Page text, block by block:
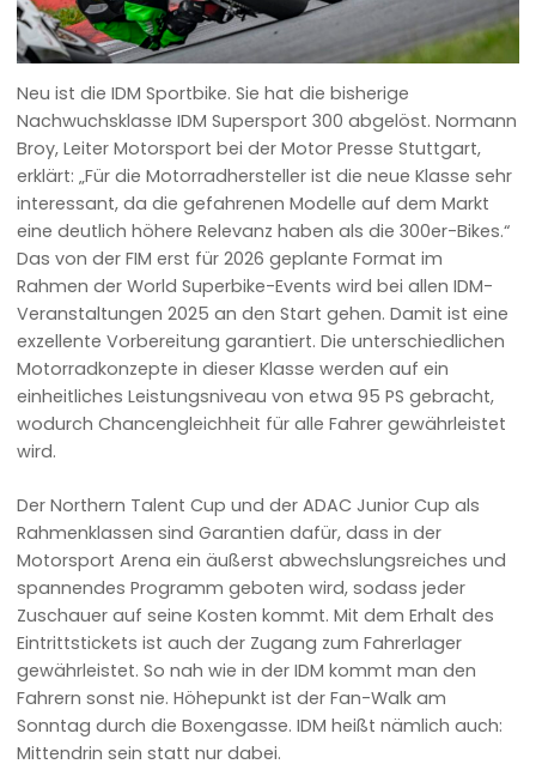
Neu ist die IDM Sportbike. Sie hat die bisherige
Nachwuchsklasse IDM Supersport 300 abgelöst. Normann
Broy, Leiter Motorsport bei der Motor Presse Stuttgart,
erklärt: „Für die Motorradhersteller ist die neue Klasse sehr
interessant, da die gefahrenen Modelle auf dem Markt
eine deutlich höhere Relevanz haben als die 300er-Bikes.“
Das von der FIM erst für 2026 geplante Format im
Rahmen der World Superbike-Events wird bei allen IDM-
Veranstaltungen 2025 an den Start gehen. Damit ist eine
exzellente Vorbereitung garantiert. Die unterschiedlichen
Motorradkonzepte in dieser Klasse werden auf ein
einheitliches Leistungsniveau von etwa 95 PS gebracht,
wodurch Chancengleichheit für alle Fahrer gewährleistet
wird.
Der Northern Talent Cup und der ADAC Junior Cup als
Rahmenklassen sind Garantien dafür, dass in der
Motorsport Arena ein äußerst abwechslungsreiches und
spannendes Programm geboten wird, sodass jeder
Zuschauer auf seine Kosten kommt. Mit dem Erhalt des
Eintrittstickets ist auch der Zugang zum Fahrerlager
gewährleistet. So nah wie in der IDM kommt man den
Fahrern sonst nie. Höhepunkt ist der Fan-Walk am
Sonntag durch die Boxengasse. IDM heißt nämlich auch:
Mittendrin sein statt nur dabei.